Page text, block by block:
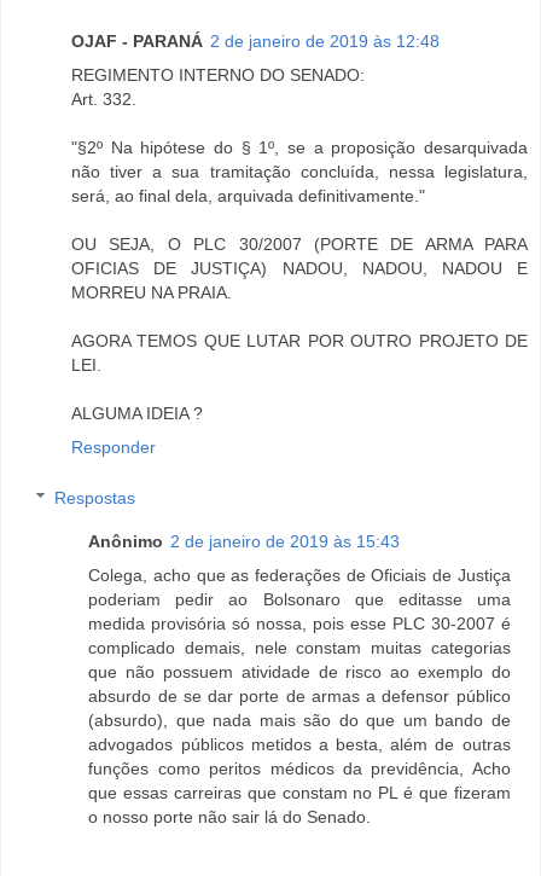
OJAF - PARANÁ 2 de janeiro de 2019 às 12:48
REGIMENTO INTERNO DO SENADO:
Art. 332.
"§2º Na hipótese do § 1º, se a proposição desarquivada
não tiver a sua tramitação concluída, nessa legislatura,
será, ao final dela, arquivada definitivamente."
OU SEJA, O PLC 30/2007 (PORTE DE ARMA PARA
OFICIAS DE JUSTIÇA) NADOU, NADOU, NADOU E
MORREU NA PRAIA.
AGORA TEMOS QUE LUTAR POR OUTRO PROJETO DE
LEI.
ALGUMA IDEIA ?
Responder
Respostas
Anônimo 2 de janeiro de 2019 às 15:43
Colega, acho que as federações de Oficiais de Justiça
poderiam pedir ao Bolsonaro que editasse uma
medida provisória só nossa, pois esse PLC 30-2007 é
complicado demais, nele constam muitas categorias
que não possuem atividade de risco ao exemplo do
absurdo de se dar porte de armas a defensor público
(absurdo), que nada mais são do que um bando de
advogados públicos metidos a besta, além de outras
funções como peritos médicos da previdência, Acho
que essas carreiras que constam no PL é que fizeram
o nosso porte não sair lá do Senado.